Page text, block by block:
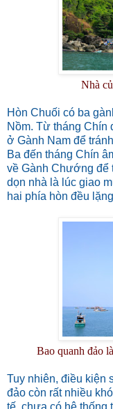
Nhà
Hòn Chuối có ba
Nồm. Từ tháng Chín
ở Gành Nam để
Ba đến tháng Chín
về Gành Chướng để
dọn nhà là lúc giao
hai phía hòn đều
Bao quanh đảo
Tuy nhiên, điều kiện
đảo còn rất nhiều